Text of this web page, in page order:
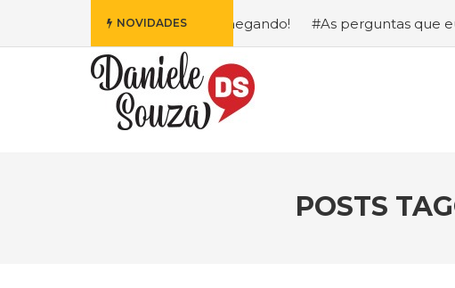
NOVIDADES
Fofa da Disney Está Chegando! #As perguntas que eu mais
POSTS